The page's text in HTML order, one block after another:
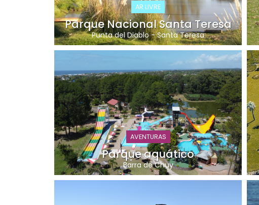
AR LIVRE
Parque Nacional Santa Teresa
Punta del Diablo-Santa Teresa
AVENTURAS
Parque aquático
Barra de Chuy